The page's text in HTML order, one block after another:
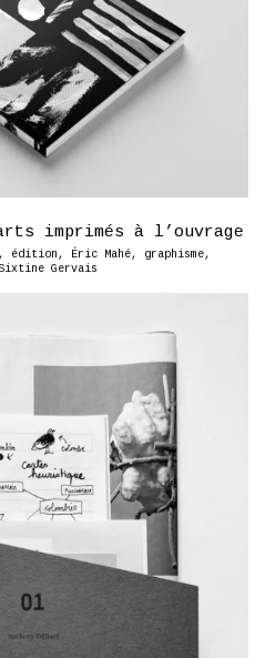
imprimés à l’ouvrage
, édition, Éric Mahé, graphisme,
Sixtine Gervais